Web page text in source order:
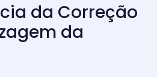
da Correção
da